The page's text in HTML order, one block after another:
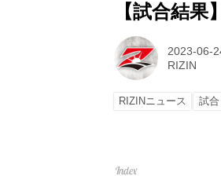
【試合結
2023-06-
RIZIN
RIZINニュース 試